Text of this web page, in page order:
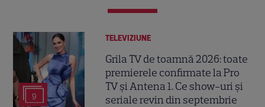
9
TELEVIZIUNE
Grila TV de toamnă 2026: toate
premierele confirmate la Pro
TV și Antena 1. Ce show-uri și
seriale revin din septembrie